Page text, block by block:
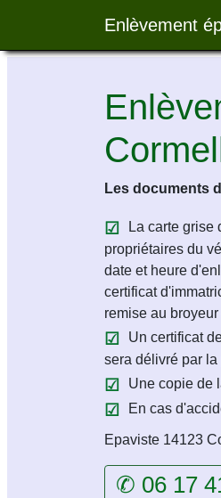
Enlèvement
Les documents
La carte grise
propriétaires du
date et heure
certificat
remise au
Un certificat
sera délivré par la
Une copie de
En cas
Epaviste 14123
✆ 06 17